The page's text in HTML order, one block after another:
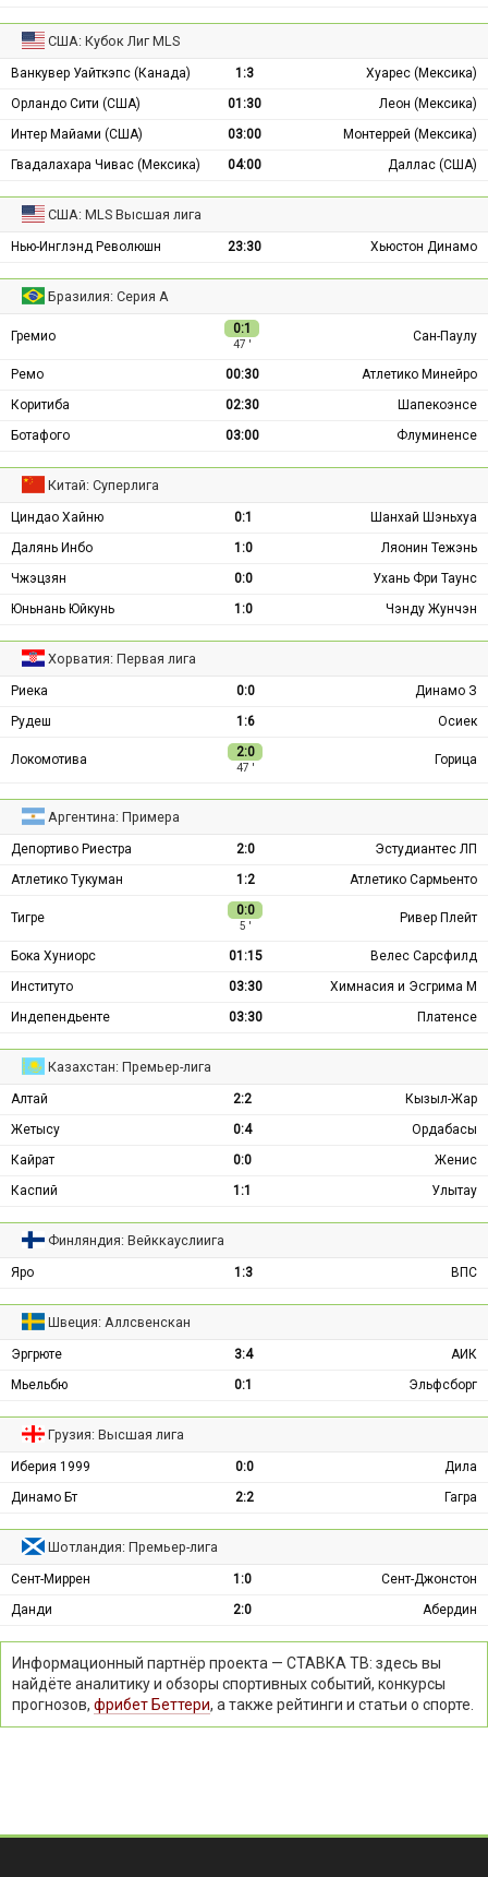
США: Кубок Лиг MLS
Ванкувер Уайткэпс (Канада) 1:3
Хуарес (Мексика)
Орландо Сити (США)
01:30
Леон (Мексика)
Интер Майами (США)
03:00
Монтеррей (Мексика)
Гвадалахара Чивас (Мексика)
04:00 Даллас (США)
США: MLS Высшая лига
Нью-Инглэнд Революшн 23:30 Хьюстон Динамо
Бразилия: Серия А
Гремио 0:1
47 ′
Сан-Паулу
Ремо 00:30
Атлетико Минейро
Коритиба
02:30
Шапекоэнсе
Ботафого
03:00 Флуминенсе
Китай: Суперлига
Циндао Хайню 0:1
Шанхай Шэньхуа
Далянь Инбо
1:0
Ляонин Тежэнь
Чжэцзян
0:0
Ухань Фри Таунс
Юньнань Юйкунь
1:0 Чэнду Жунчэн
Хорватия: Первая лига
Риека 0:0
Динамо З
Рудеш
1:6 Осиек
Локомотива 2:0
47 ′
Горица
Аргентина: Примера
Депортиво Риестра 2:0
Эстудиантес ЛП
Атлетико Тукуман
1:2 Атлетико Сармьенто
Тигре 0:0
5 ′
Ривер Плейт
Бока Хуниорс 01:15
Велес Сарсфилд
Институто
03:30
Химнасия и Эсгрима М
Индепендьенте
03:30 Платенсе
Казахстан: Премьер-лига
Алтай 2:2
Кызыл-Жар
Жетысу
0:4
Ордабасы
Кайрат
0:0
Женис
Каспий
1:1 Улытау
Финляндия: Вейккауслиига
Яро 1:3 ВПС
Швеция: Аллсвенскан
Эргрюте 3:4
АИК
Мьельбю
0:1 Эльфсборг
Грузия: Высшая лига
Иберия 1999 0:0
Дила
Динамо Бт
2:2 Гагра
Шотландия: Премьер-лига
Сент-Миррен 1:0
Сент-Джонстон
Данди
2:0 Абердин
Информационный партнёр проекта — СТАВКА ТВ: здесь вы
найдёте аналитику и обзоры спортивных событий, конкурсы
прогнозов, фрибет Беттери, а также рейтинги и статьи о спорте.